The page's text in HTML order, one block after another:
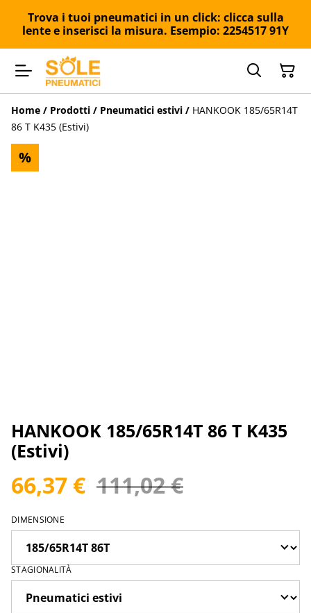
Trova i tuoi pneumatici in un click: clicca sulla
lente e inserisci la misura. Esempio: 2254517 91Y
Home / Prodotti / Pneumatici estivi / HANKOOK 185/65R14T
86 T K435 (Estivi)
%
HANKOOK 185/65R14T 86 T K435
(Estivi)
66,37 € 111,02 €
DIMENSIONE
STAGIONALITÀ